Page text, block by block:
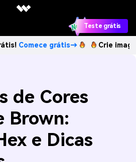
Teste grátis
grátis→ Crie imagens com
de Cores
Brown:
e Dicas